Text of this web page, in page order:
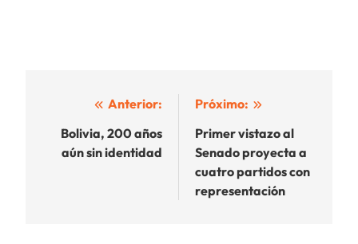
Navegación
de
entradas
Anterior:
Bolivia, 200 años
aún sin identidad
Próximo:
Primer vistazo al
Senado proyecta a
cuatro partidos con
representación